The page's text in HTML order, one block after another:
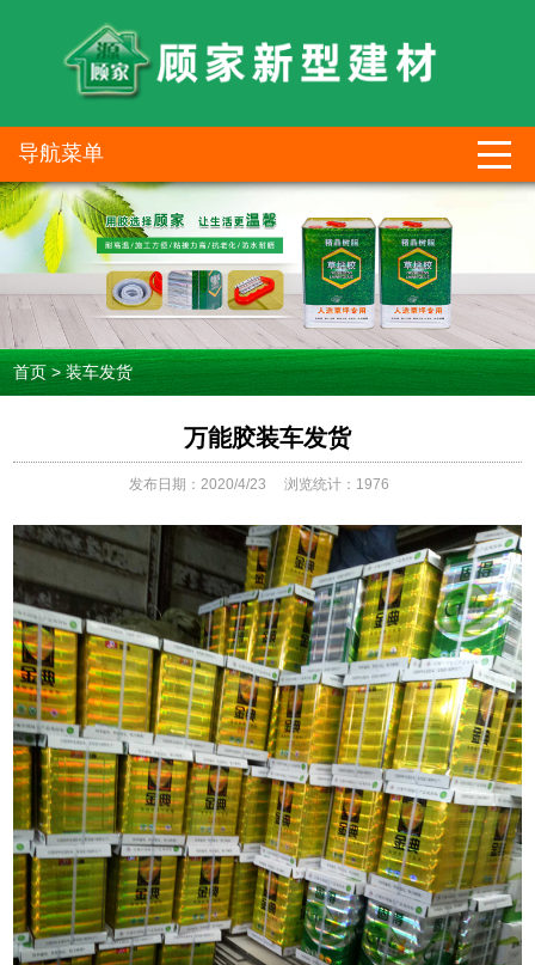
导航菜单
首页>装车发货
万能胶装车发货
发布日期：2020/4/23 浏览统计：1976